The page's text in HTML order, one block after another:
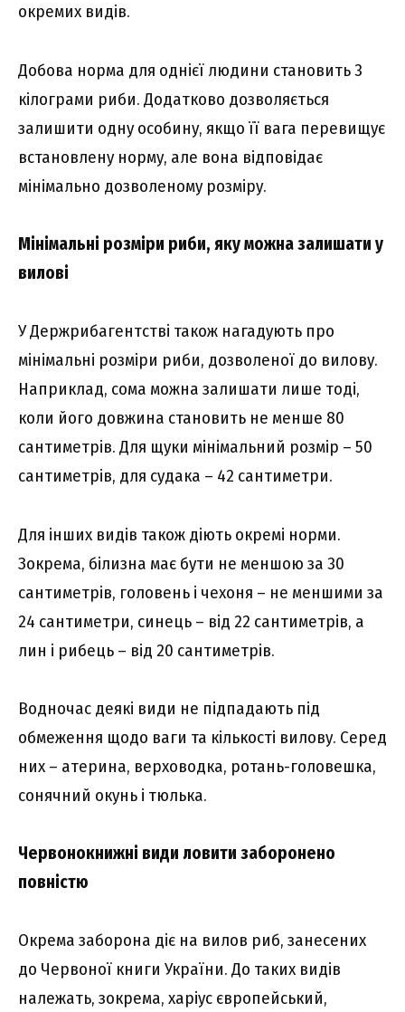
окремих видів.
Добова норма для однієї людини становить 3
кілограми риби. Додатково дозволяється
залишити одну особину, якщо її вага перевищує
встановлену норму, але вона відповідає
мінімально дозволеному розміру.
Мінімальні розміри риби, яку можна залишати у
вилові
У Держрибагентстві також нагадують про
мінімальні розміри риби, дозволеної до вилову.
Наприклад, сома можна залишати лише тоді,
коли його довжина становить не менше 80
сантиметрів. Для щуки мінімальний розмір – 50
сантиметрів, для судака – 42 сантиметри.
Для інших видів також діють окремі норми.
Зокрема, білизна має бути не меншою за 30
сантиметрів, головень і чехоня – не меншими за
24 сантиметри, синець – від 22 сантиметрів, а
лин і рибець – від 20 сантиметрів.
Водночас деякі види не підпадають під
обмеження щодо ваги та кількості вилову. Серед
них – атерина, верховодка, ротань-головешка,
сонячний окунь і тюлька.
Червонокнижні види ловити заборонено
повністю
Окрема заборона діє на вилов риб, занесених
до Червоної книги України. До таких видів
належать, зокрема, харіус європейський,